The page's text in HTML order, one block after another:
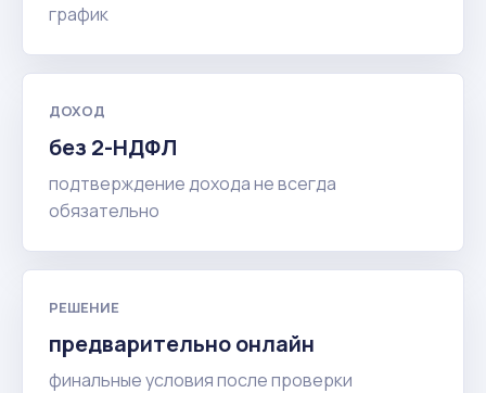
график
ДОХОД
без 2-НДФЛ
подтверждение дохода не всегда
обязательно
РЕШЕНИЕ
предварительно онлайн
финальные условия после проверки